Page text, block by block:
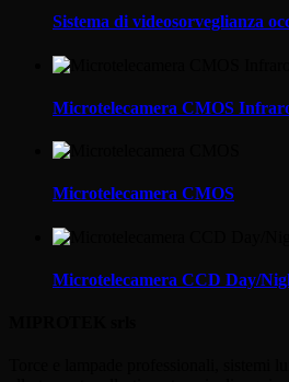
Sistema di videosorveglianza
Microtelecamera CMOS
Microtelecamera CMOS
Microtelecamera CCD Day/